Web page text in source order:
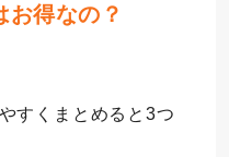
お得なの？
すくまとめると3つ